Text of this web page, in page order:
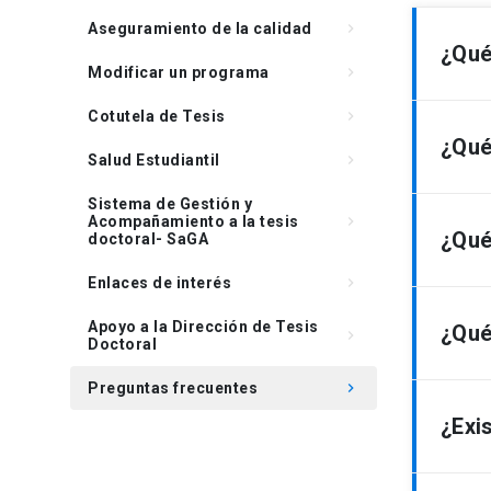
Aseguramiento de la calidad keyboard_arrow_right
Modificar un programa keyboard_arrow_right
Cotutela de Tesis keyboard_arrow_right
Salud Estudiantil keyboard_arrow_right
Sistema de Gestión y
Acompañamiento a la tesis
doctoral- SaGA
keyboard_arrow_right
Enlaces de interés keyboard_arrow_right
Apoyo a la Dirección de Tesis
Doctoral
keyboard_arrow_right
Preguntas frecuentes keyboard_arrow_right
La
La
La
La
Es